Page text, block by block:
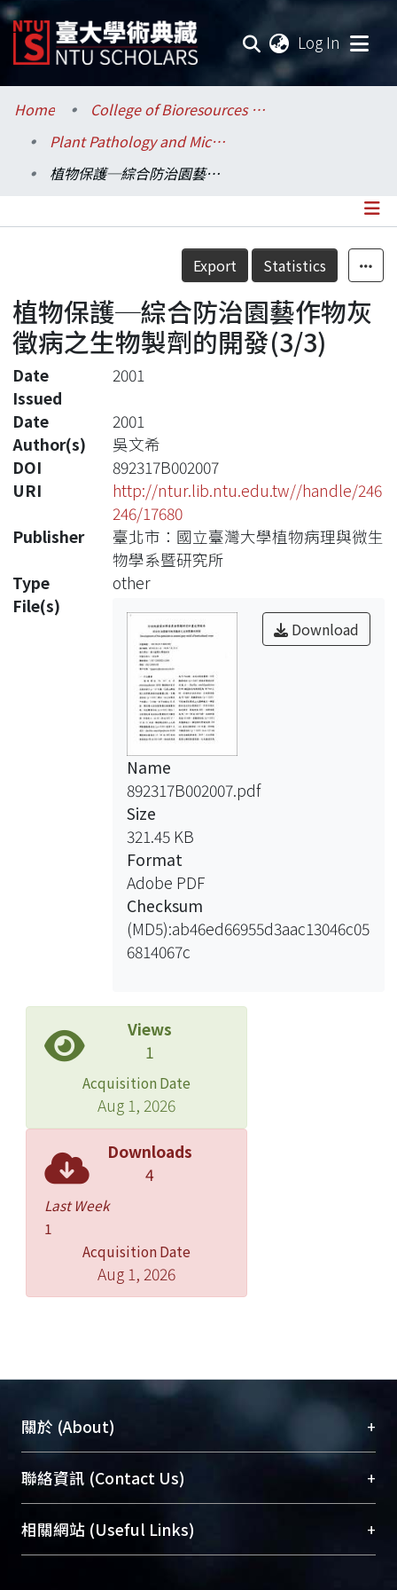
Log In
Communities & Collections
Research Outputs
Statistics
Home
College of Bioresources and Agriculture / 生物資源暨農學院
Plant Pathology and Microbiology / 植物病理與微生物學系
植物保護─綜合防治園藝作物灰徵病之生物製劑的開發(3/3)
Details
Export Statistics
植物保護─綜合防治園藝作物灰
徵病之生物製劑的開發(3/3)
Date
Issued
2001
Date
2001
Author(s)
吳文希
DOI
892317B002007
URI
http://ntur.lib.ntu.edu.tw//handle/246
246/17680
Publisher
臺北市：國立臺灣大學植物病理與微生
物學系暨研究所
Type
other
File(s)
Download
Name
892317B002007.pdf
Size
321.45 KB
Format
Adobe PDF
Checksum
(MD5):ab46ed66955d3aac13046c05
6814067c
Views
1
Acquisition Date
Aug 1, 2026
Downloads
4
Last Week
1
Acquisition Date
Aug 1, 2026
關於 (About) +
臺大位居世界頂尖大學之列，為永久珍藏及向國際
展現本校豐碩的研究成果及學術能量，圖書館整合
機構典藏（NTUR）與學術庫（AH）不同功能平
台，成為臺大學術典藏NTU scholars。期能整合研
聯絡資訊 (Contact Us) +
總館學科館員(Main Library)
醫學圖書館學科館員(Medical Library)
相關網站 (Useful Links) +